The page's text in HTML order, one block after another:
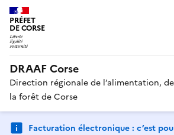
PRÉFET
DE CORSE
DRAAF Corse
Direction régionale de l’alimentation,
la forêt de Corse
Facturation électronique : c’est